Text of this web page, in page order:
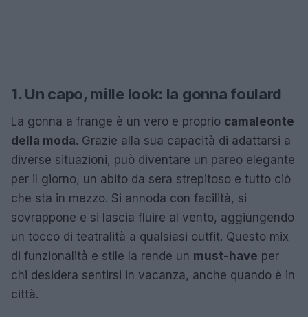
1. Un capo, mille look: la gonna foulard
La gonna a frange è un vero e proprio camaleonte
della moda. Grazie alla sua capacità di adattarsi a
diverse situazioni, può diventare un pareo elegante
per il giorno, un abito da sera strepitoso e tutto ciò
che sta in mezzo. Si annoda con facilità, si
sovrappone e si lascia fluire al vento, aggiungendo
un tocco di teatralità a qualsiasi outfit. Questo mix
di funzionalità e stile la rende un must-have per
chi desidera sentirsi in vacanza, anche quando è in
città.